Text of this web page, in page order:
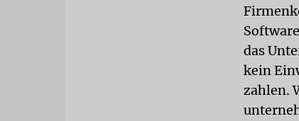
das
kein
zahlen.